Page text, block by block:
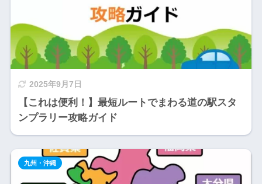
2025年9月7日
【これは便利！】最短ルートでまわる道の駅スタ
ンプラリー攻略ガイド
九州・沖縄